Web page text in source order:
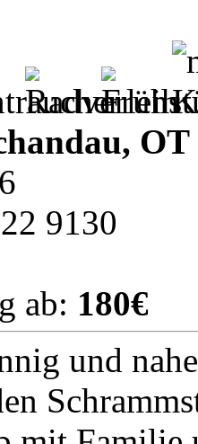
9130
ab: 180€
und